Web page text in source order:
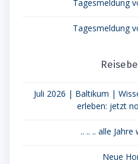
Tagesmeldung
Tagesmeldung
Juli 2026 | Baltikum |
erleben: jetzt
.. .. .. alle Jahre
Neue